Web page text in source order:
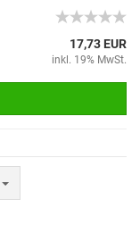
17,73 EUR
inkl. 19% MwSt.